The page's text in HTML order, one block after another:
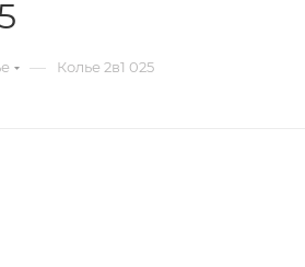
— Колье 2в1 025